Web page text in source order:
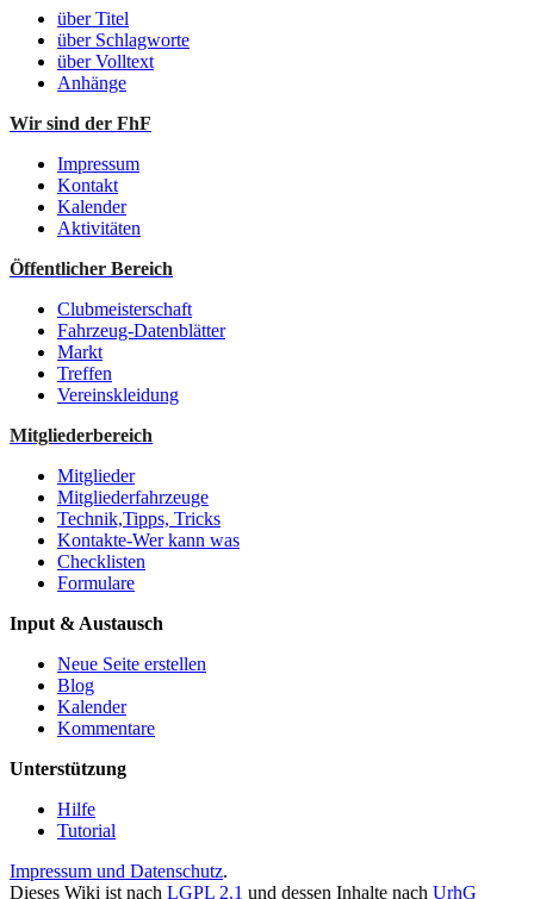
über Titel
über Schlagworte
über Volltext
Anhänge
Wir sind der FhF
Impressum
Kontakt
Kalender
Aktivitäten
Öffentlicher Bereich
Clubmeisterschaft
Fahrzeug-Datenblätter
Markt
Treffen
Vereinskleidung
Mitgliederbereich
Mitglieder
Mitgliederfahrzeuge
Technik,Tipps, Tricks
Kontakte-Wer kann was
Checklisten
Formulare
Input & Austausch
Neue Seite erstellen
Blog
Kalender
Kommentare
Unterstützung
Hilfe
Tutorial
Impressum und Datenschutz.
Dieses Wiki ist nach LGPL 2.1 und dessen Inhalte nach UrhG